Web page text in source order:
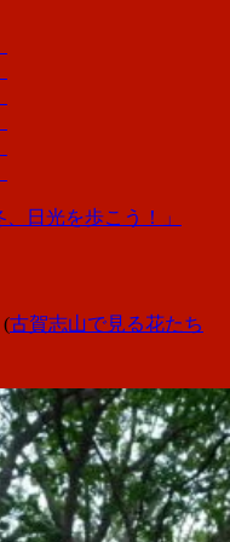
(古賀志山で見る花たち